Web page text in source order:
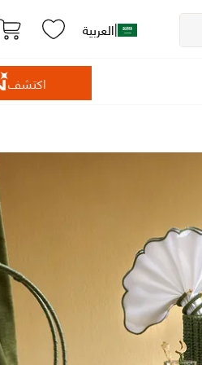
|العربية
اكتشف